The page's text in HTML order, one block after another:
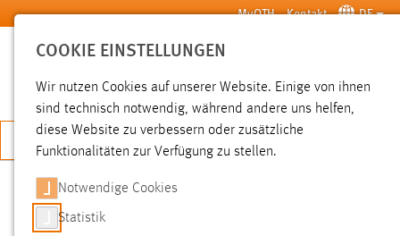
Zum Hauptinhalt springen MyOTH Kontakt DE
SUCHE
JETZT BEWERBEN
SUCHE
COOKIE EINSTELLUNGEN
Wir nutzen Cookies auf unserer Website. Einige von ihnen
sind technisch notwendig, während andere uns helfen,
diese Website zu verbessern oder zusätzliche
Funktionalitäten zur Verfügung zu stellen.
Notwendige Cookies
Statistik